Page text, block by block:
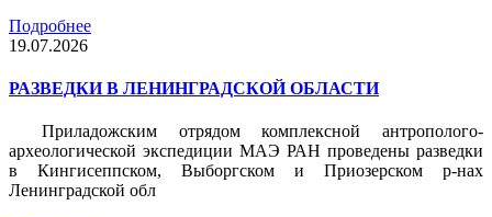
Подробнее
19.07.2026
РАЗВЕДКИ В ЛЕНИНГРАДСКОЙ ОБЛАСТИ
Приладожским отрядом комплексной антрополого-
археологической экспедиции МАЭ РАН проведены разведки
в Кингисеппском, Выборгском и Приозерском р-нах
Ленинградской обл